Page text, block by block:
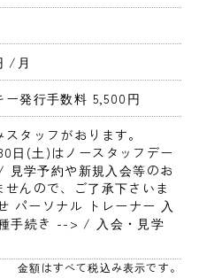
/月
ー発行手数料 5,500円
タッフがおります。
日(土)はノースタッフデー
見学予約や新規入会等のお
んので、ご了承下さいま
パーソナル トレーナー 入
手続き --> / 入会・見学
金額はすべて税込み表示です。